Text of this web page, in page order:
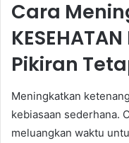
Cara
Pikiran
Meningkatkan
kebiasaan sederhana.
meluangkan waktu